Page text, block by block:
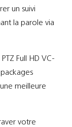
un suivi
la parole via
Full HD VC-
meilleure
votre